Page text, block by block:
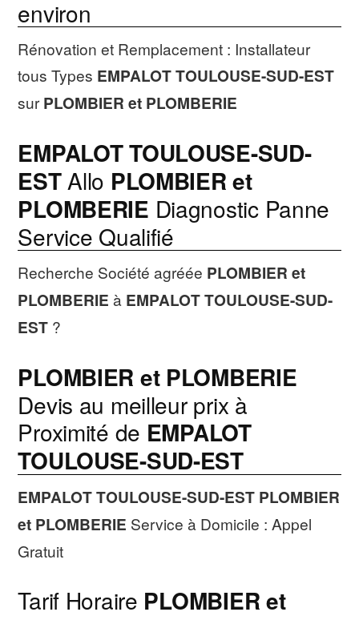
environ
Rénovation et Remplacement : Installateur
tous Types EMPALOT TOULOUSE-SUD-EST
surPLOMBIER et PLOMBERIE
EMPALOT TOULOUSE-SUD-
ESTAllo PLOMBIER et
PLOMBERIE Diagnostic Panne
Service Qualifié
Recherche Société agréée PLOMBIER et
PLOMBERIE à EMPALOT TOULOUSE-SUD-
EST ?
PLOMBIER et PLOMBERIE
Devis au meilleur prix à
Proximité de EMPALOT
TOULOUSE-SUD-EST
EMPALOT TOULOUSE-SUD-EST PLOMBIER
et PLOMBERIE Service à Domicile : Appel
Gratuit
Tarif Horaire PLOMBIER et